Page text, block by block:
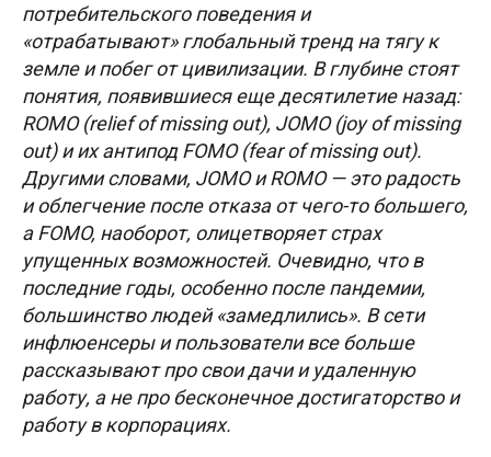
потребительского поведения и
«отрабатывают» глобальный тренд на тягу к
земле и побег от цивилизации. В глубине стоят
понятия, появившиеся еще десятилетие назад:
ROMO (relief of missing out), JOMO (joy of missing
out) и их антипод FOMO (fear of missing out).
Другими словами, JOMO и ROMO — это радость
и облегчение после отказа от чего-то большего,
а FOMO, наоборот, олицетворяет страх
упущенных возможностей. Очевидно, что в
последние годы, особенно после пандемии,
большинство людей «замедлились». В сети
инфлюенсеры и пользователи все больше
рассказывают про свои дачи и удаленную
работу, а не про бесконечное достигаторство и
работу в корпорациях.